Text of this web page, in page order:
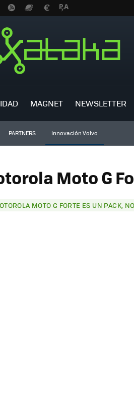
MAGNET NEWSLETTER
PARTNERS Innovación Volvo
Moto G
MOTO G FORTE ES UN PACK,